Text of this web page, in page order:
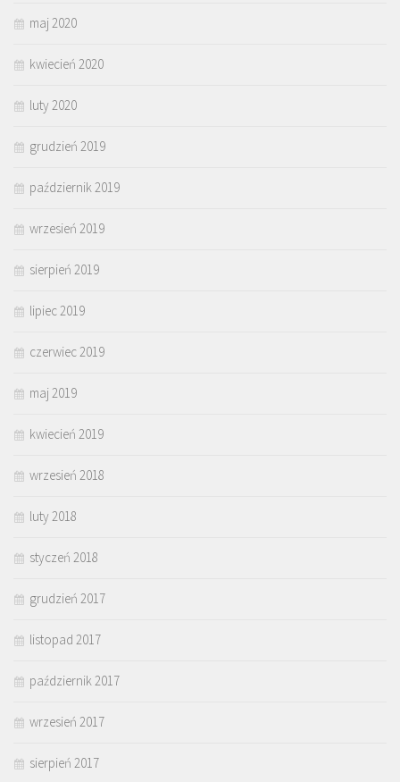
maj 2020
kwiecień 2020
luty 2020
grudzień 2019
październik 2019
wrzesień 2019
sierpień 2019
lipiec 2019
czerwiec 2019
maj 2019
kwiecień 2019
wrzesień 2018
luty 2018
styczeń 2018
grudzień 2017
listopad 2017
październik 2017
wrzesień 2017
sierpień 2017